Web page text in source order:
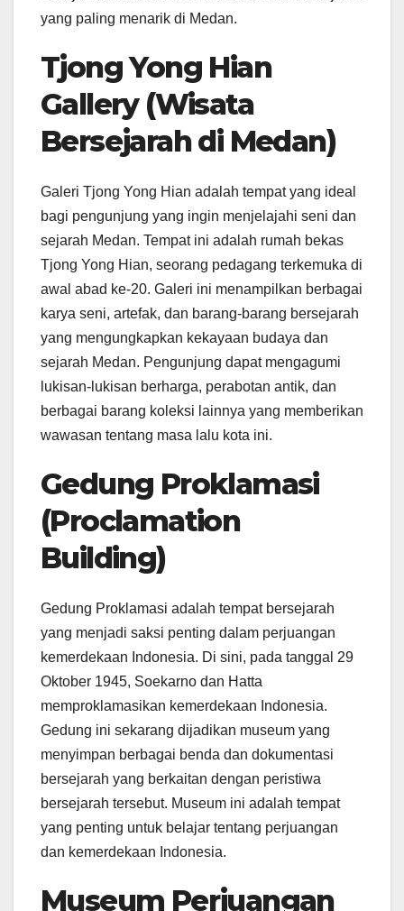
yang paling menarik di Medan.
Tjong Yong Hian
Gallery (Wisata
Bersejarah di Medan)
Galeri Tjong Yong Hian adalah tempat yang ideal
bagi pengunjung yang ingin menjelajahi seni dan
sejarah Medan. Tempat ini adalah rumah bekas
Tjong Yong Hian, seorang pedagang terkemuka di
awal abad ke-20. Galeri ini menampilkan berbagai
karya seni, artefak, dan barang-barang bersejarah
yang mengungkapkan kekayaan budaya dan
sejarah Medan. Pengunjung dapat mengagumi
lukisan-lukisan berharga, perabotan antik, dan
berbagai barang koleksi lainnya yang memberikan
wawasan tentang masa lalu kota ini.
Gedung Proklamasi
(Proclamation
Building)
Gedung Proklamasi adalah tempat bersejarah
yang menjadi saksi penting dalam perjuangan
kemerdekaan Indonesia. Di sini, pada tanggal 29
Oktober 1945, Soekarno dan Hatta
memproklamasikan kemerdekaan Indonesia.
Gedung ini sekarang dijadikan museum yang
menyimpan berbagai benda dan dokumentasi
bersejarah yang berkaitan dengan peristiwa
bersejarah tersebut. Museum ini adalah tempat
yang penting untuk belajar tentang perjuangan
dan kemerdekaan Indonesia.
Museum Perjuangan